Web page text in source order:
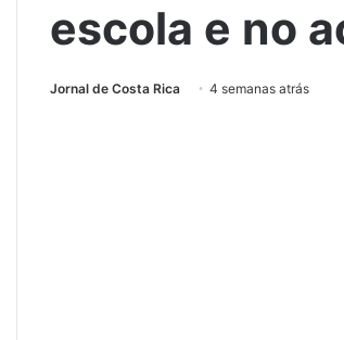
escola e no
Jornal de Costa Rica 4 semanas atrás